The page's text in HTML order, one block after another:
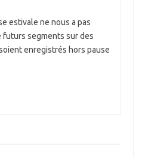
estivale ne nous a pas
futurs segments sur des
enregistrés hors pause